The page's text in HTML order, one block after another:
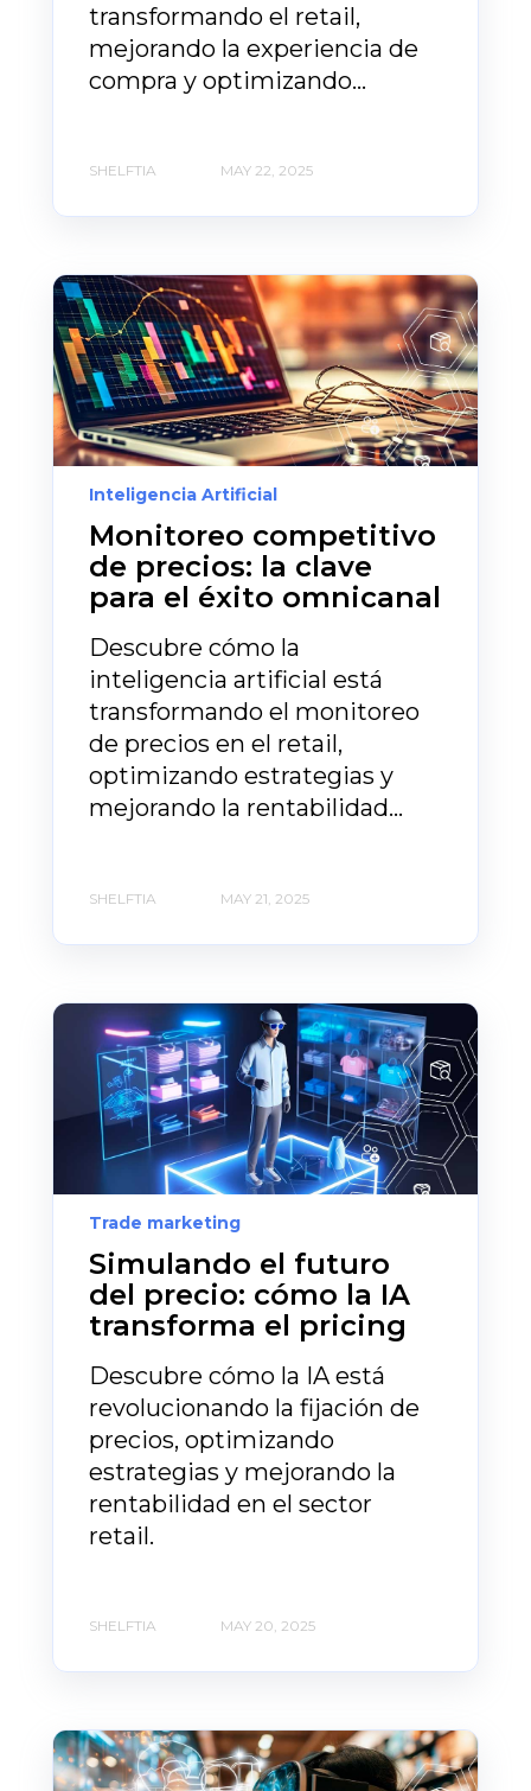
transformando el retail,
mejorando la experiencia de
compra y optimizando...
SHELFTIA MAY 22, 2025
Inteligencia Artificial
Monitoreo competitivo
de precios: la clave
para el éxito omnicanal
Descubre cómo la
inteligencia artificial está
transformando el monitoreo
de precios en el retail,
optimizando estrategias y
mejorando la rentabilidad...
SHELFTIA MAY 21, 2025
Trade marketing
Simulando el futuro
del precio: cómo la IA
transforma el pricing
Descubre cómo la IA está
revolucionando la fijación de
precios, optimizando
estrategias y mejorando la
rentabilidad en el sector
retail.
SHELFTIA MAY 20, 2025